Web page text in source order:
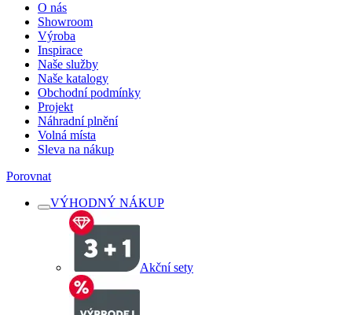
O nás
Showroom
Výroba
Inspirace
Naše služby
Naše katalogy
Obchodní podmínky
Projekt
Náhradní plnění
Volná místa
Sleva na nákup
Porovnat
VÝHODNÝ NÁKUP
Akční sety